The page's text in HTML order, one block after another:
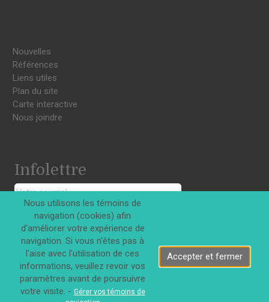
Nouvelles
Références
Liens utiles
Plan du site
Carte interactive
Nous joindre
Infolettre
S'INSCRIRE
Tous droits réservés © Innovations DJD Inc. 2026
Nous utilisons les témoins de
navigation (cookies) afin
d'améliorer votre expérience de
navigation. Si vous n'êtes pas à
l'aise avec l'utilisation de ces
informations, veuillez revoir vos
paramètres avant de poursuivre
votre visite. - Gérer vos témoins de
Accepter et fermer